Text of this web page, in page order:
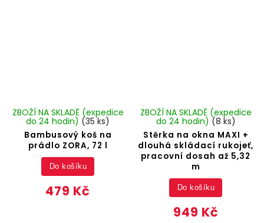
Bambusový koš na
prádlo ZORA, 72 l
ZBOŽÍ NA SKLADĚ (expedice
do 24 hodin) (35 ks)
479 Kč
Do košíku
Stěrka na okna MAXI +
dlouhá skládací rukojeť,
pracovní dosah až 5,32
m
ZBOŽÍ NA SKLADĚ (expedice
do 24 hodin) (8 ks)
949 Kč
Do košíku